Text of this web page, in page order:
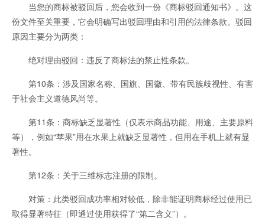
当您的商标被驳回后，您会收到一份《商标驳回通知书》。这
份文件至关重要，它会明确写出驳回理由和引用的法律条款。驳回
原因主要分为两类：
绝对理由驳回：违反了商标法的禁止性条款。
第10条：涉及国家名称、国旗、国徽、带有民族歧视性、有害
于社会主义道德风尚等。
第11条：商标缺乏显著性（仅表示商品功能、用途、主要原料
等），例如“苹果”用在水果上就缺乏显著性，但用在手机上就有显
著性。
第12条：关于三维标志注册的限制。
对策：此类驳回成功率相对较低，除非能证明商标经过使用已
取得显著特征（即通过使用获得了“第二含义”）。